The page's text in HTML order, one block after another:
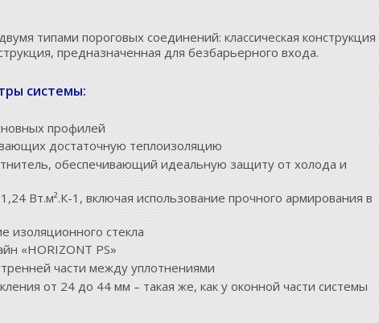
типами пороговых соединений: классическая конструкция
предназначенная для безбарьерного входа.
системы:
профилей
достаточную теплоизоляцию
обеспечивающий идеальную защиту от холода и
Вт.м².К-1, включая использование прочного армирования в
изоляционного стекла
«HORIZONT PS»
части между уплотнениями
от 24 до 44 мм – такая же, как у оконной части системы